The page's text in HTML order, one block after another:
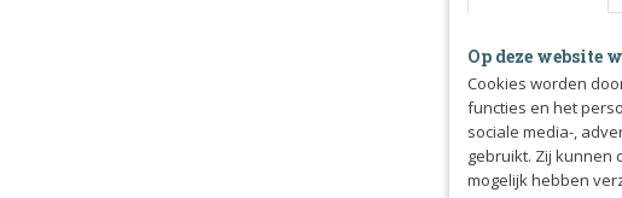
Op deze website
Cookies worden
functies en het
sociale media-,
gebruikt. Zij kunnen
mogelijk hebben